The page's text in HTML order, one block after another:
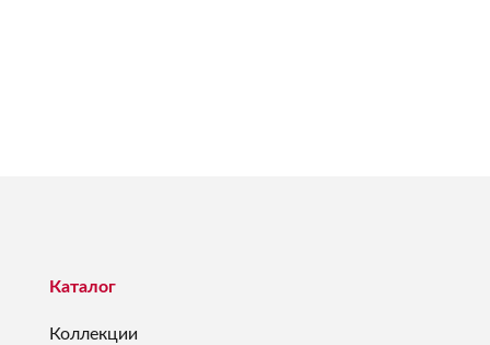
Каталог
Коллекции